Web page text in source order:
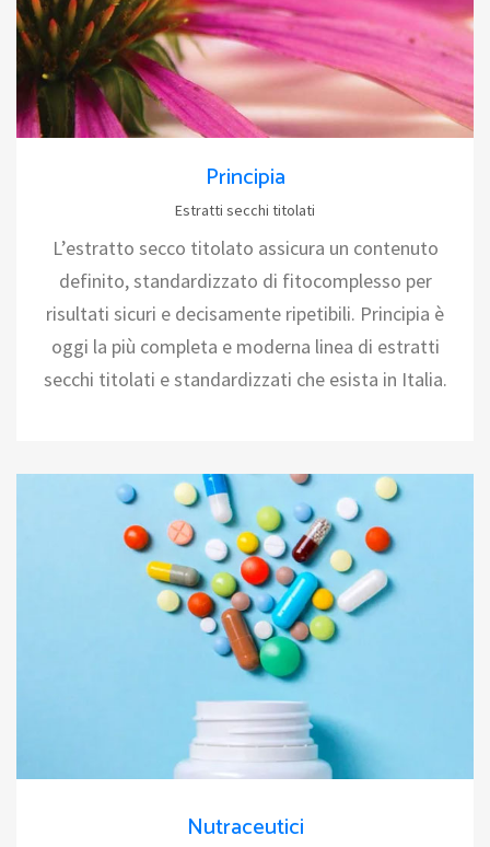
Principia
Estratti secchi titolati
L’estratto secco titolato assicura un contenuto
definito, standardizzato di fitocomplesso per
risultati sicuri e decisamente ripetibili. Principia è
oggi la più completa e moderna linea di estratti
secchi titolati e standardizzati che esista in Italia.
Nutraceutici